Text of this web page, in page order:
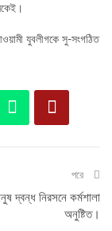
যুবলীগকে সু-সংগঠিত
পরে
দ্বন্ধ নিরসনে কর্মশালা
অনুষ্টিত।